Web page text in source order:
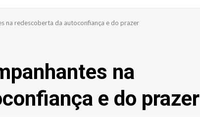
na redescoberta da autoconfiança e do prazer
na
e do prazer